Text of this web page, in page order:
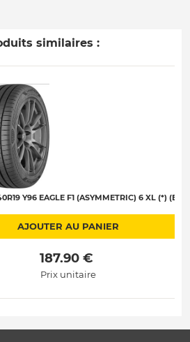
similaires :
Y96 EAGLE F1 (ASYMMETRIC) 6 XL (*)
AJOUTER AU PANIER
187.90 €
Prix unitaire